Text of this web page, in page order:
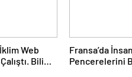
Web
Bilim
Fransa’da
Pencerelerini